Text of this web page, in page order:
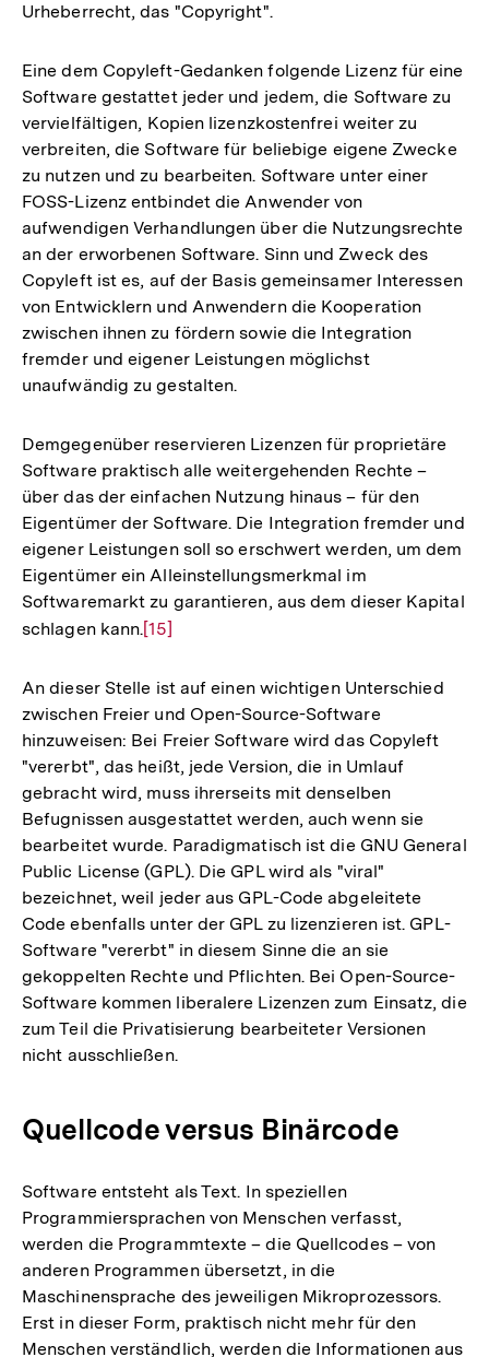
Urheberrecht, das "Copyright".
Eine dem Copyleft-Gedanken folgende Lizenz für eine
Software gestattet jeder und jedem, die Software zu
vervielfältigen, Kopien lizenzkostenfrei weiter zu
verbreiten, die Software für beliebige eigene Zwecke
zu nutzen und zu bearbeiten. Software unter einer
FOSS-Lizenz entbindet die Anwender von
aufwendigen Verhandlungen über die Nutzungsrechte
an der erworbenen Software. Sinn und Zweck des
Copyleft ist es, auf der Basis gemeinsamer Interessen
von Entwicklern und Anwendern die Kooperation
zwischen ihnen zu fördern sowie die Integration
fremder und eigener Leistungen möglichst
unaufwändig zu gestalten.
Demgegenüber reservieren Lizenzen für proprietäre
Software praktisch alle weitergehenden Rechte –
über das der einfachen Nutzung hinaus – für den
Eigentümer der Software. Die Integration fremder und
eigener Leistungen soll so erschwert werden, um dem
Eigentümer ein Alleinstellungsmerkmal im
Softwaremarkt zu garantieren, aus dem dieser Kapital
schlagen kann.Zur
der
Fußnote
[15]
An dieser Stelle ist auf einen wichtigen Unterschied
zwischen Freier und Open-Source-Software
hinzuweisen: Bei Freier Software wird das Copyleft
"vererbt", das heißt, jede Version, die in Umlauf
gebracht wird, muss ihrerseits mit denselben
Befugnissen ausgestattet werden, auch wenn sie
bearbeitet wurde. Paradigmatisch ist die GNU General
Public License (GPL). Die GPL wird als "viral"
bezeichnet, weil jeder aus GPL-Code abgeleitete
Code ebenfalls unter der GPL zu lizenzieren ist. GPL-
Software "vererbt" in diesem Sinne die an sie
gekoppelten Rechte und Pflichten. Bei Open-Source-
Software kommen liberalere Lizenzen zum Einsatz, die
zum Teil die Privatisierung bearbeiteter Versionen
nicht ausschließen.
Quellcode versus Binärcode
Software entsteht als Text. In speziellen
Programmiersprachen von Menschen verfasst,
werden die Programmtexte – die Quellcodes – von
anderen Programmen übersetzt, in die
Maschinensprache des jeweiligen Mikroprozessors.
Erst in dieser Form, praktisch nicht mehr für den
Menschen verständlich, werden die Informationen aus